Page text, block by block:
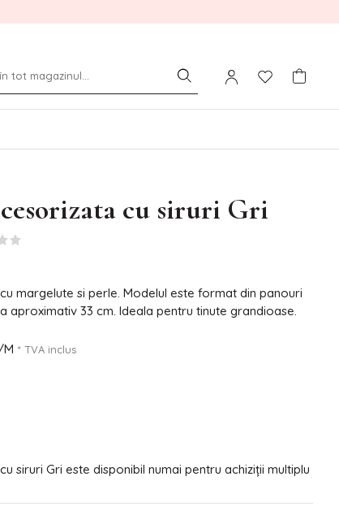
cu siruri Gri
margelute si perle. Modelul este format din panouri
aproximativ 33 cm. Ideala pentru tinute grandioase.
* TVA inclus
siruri Gri este disponibil numai pentru achiziții multiplu